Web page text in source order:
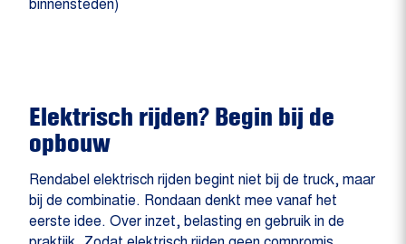
binnensteden)
Elektrisch rijden? Begin bij de
opbouw
Rendabel elektrisch rijden begint niet bij de truck, maar
bij de combinatie. Rondaan denkt mee vanaf het
eerste idee. Over inzet, belasting en gebruik in de